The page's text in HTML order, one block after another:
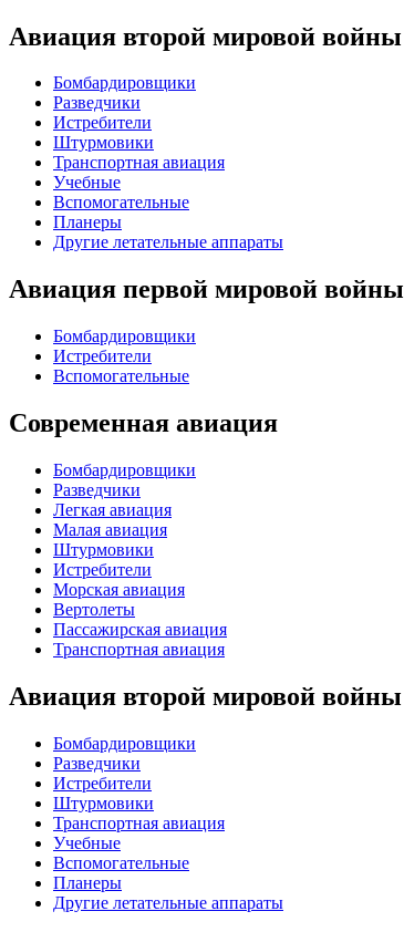
Авиация второй мировой войны
Бомбардировщики
Разведчики
Истребители
Штурмовики
Транспортная авиация
Учебные
Вспомогательные
Планеры
Другие летательные аппараты
Авиация первой мировой войны
Бомбардировщики
Истребители
Вспомогательные
Современная авиация
Бомбардировщики
Разведчики
Легкая авиация
Малая авиация
Штурмовики
Истребители
Морская авиация
Вертолеты
Пассажирская авиация
Транспортная авиация
Авиация второй мировой войны
Бомбардировщики
Разведчики
Истребители
Штурмовики
Транспортная авиация
Учебные
Вспомогательные
Планеры
Другие летательные аппараты